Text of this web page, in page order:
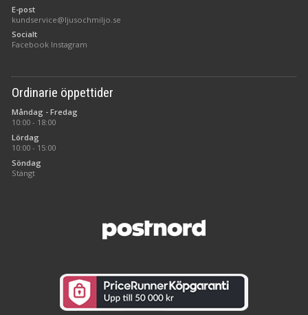
E-post
kundservice@ljusochmiljo.se
Socialt
Facebook Instagram
Ordinarie öppettider
Måndag - Fredag
10:00 - 18:00
Lördag
10:00 - 15:00
Söndag
Stängt